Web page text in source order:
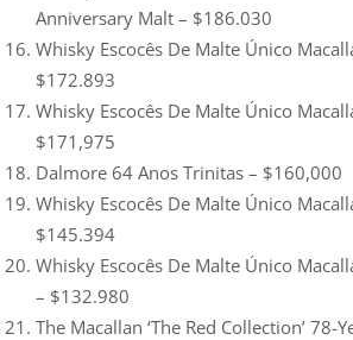
Anniversary Malt – $186.030
Whisky Escocês De Malte Único
$172.893
Whisky Escocês De Malte Único
$171,975
Dalmore 64 Anos Trinitas – $160,000
Whisky Escocês De Malte Único
$145.394
Whisky Escocês De Malte Único
– $132.980
The Macallan ‘The Red Collection’ 78-